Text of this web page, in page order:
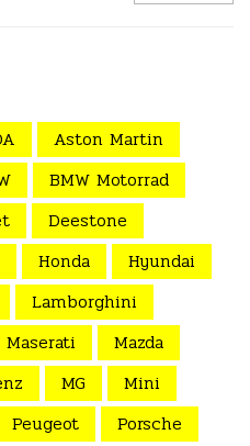
Aston Martin
BMW Motorrad
Deestone
Honda
Hyundai
Lamborghini
Maserati
Mazda
MG
Mini
Peugeot Porsche